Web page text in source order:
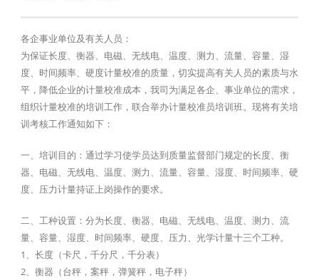
各企事业单位及有关人员：
为保证长度、衡器、电磁、无线电、温度、测力、流量、容量、湿
度、时间频率、硬度计量校准的质量，切实提高有关人员的素质与水
平，降低企业的计量校准成本，我司为满足各企、事业单位的需求，
组织计量校准的培训工作，联合举办计量校准员培训班。现将有关培
训考核工作通知如下：
一、培训目的：通过学习使学员达到质量监督部门规定的长度、衡
器、电磁、无线电、温度、测力、流量、容量、湿度、时间频率、硬
度、压力计量持证上岗操作的要求。
二、工种设置：分为长度、衡器、电磁、无线电、温度、测力、流
量、容量、湿度、时间频率、硬度、压力、光学计量十三个工种。
1、长度（卡尺，千分尺，千分表）
2、衡器（台秤，案秤，弹簧秤，电子秤）